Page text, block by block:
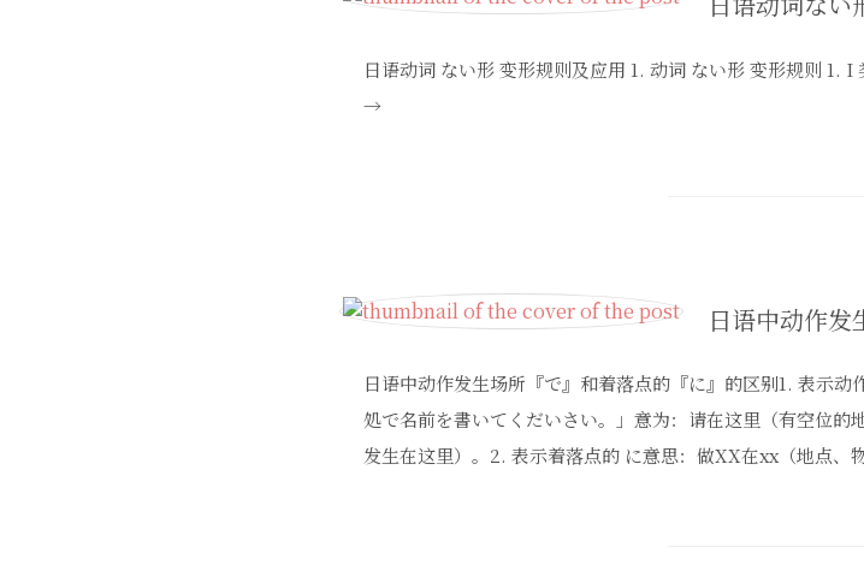
日语动词 ない形 变形规则及应用 1. 动词 ない形 变形规则 1.
→
日语中动作发生场所『で』和着落点的『に』的区别1. 表示
処で名前を書いてくだいさい。」意为：请在这里（有空位
发生在这里）。2. 表示着落点的 に意思：做XX在xx（地点、